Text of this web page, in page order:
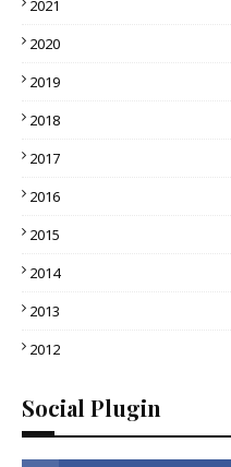
2021
2020
2019
2018
2017
2016
2015
2014
2013
2012
Social Plugin